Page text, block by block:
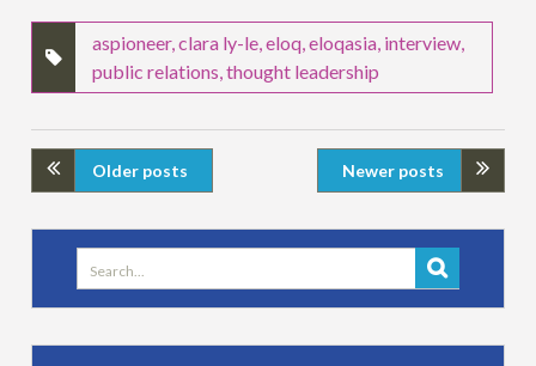
aspioneer,clara ly-le,eloq,eloqasia, interview,
public relations,thought leadership
Older posts Newer posts
Search
for: